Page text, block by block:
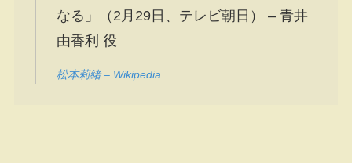
なる」（2月29日、テレビ朝日） – 青井
由香利 役
松本莉緒 – Wikipedia